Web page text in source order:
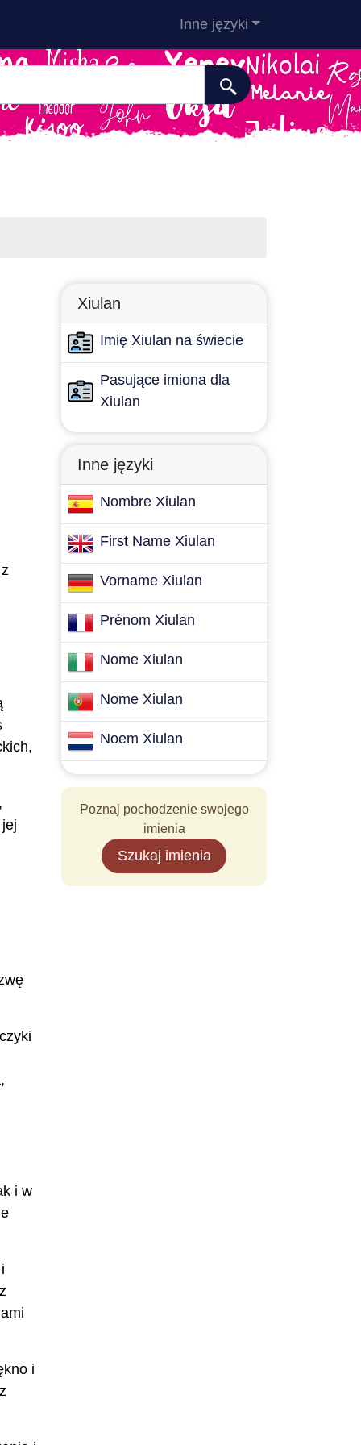
Inne języki
i w
i
Xiulan
Imię Xiulan na świecie
Pasujące imiona dla
Xiulan
Inne języki
Nombre Xiulan
First Name Xiulan
Vorname Xiulan
Prénom Xiulan
Nome Xiulan
Nome Xiulan
Noem Xiulan
Poznaj pochodzenie swojego
imienia
Szukaj imienia